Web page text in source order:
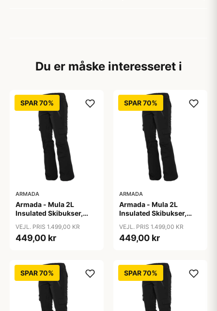
Du er måske interesseret i
SPAR 70%
ARMADA
Armada - Mula 2L
Insulated Skibukser,
VEJL. PRIS 1.499,00 KR
449,00 kr
SPAR 70%
ARMADA
Armada - Mula 2L
Insulated Skibukser,
VEJL. PRIS 1.499,00 KR
449,00 kr
SPAR 70% SPAR 70%